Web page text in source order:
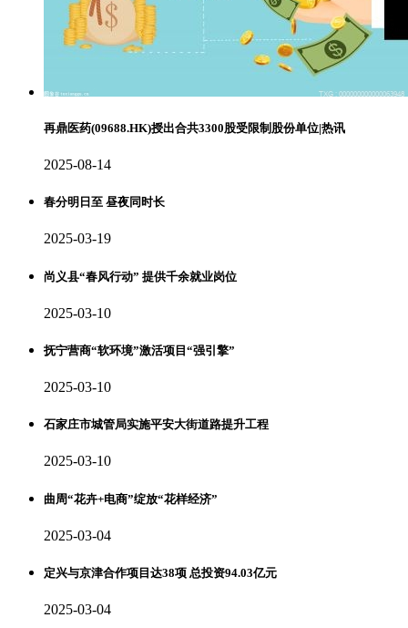
再鼎医药(09688.HK)授出合共3300股受限制股份单位|热讯
2025-08-14
春分明日至 昼夜同时长
2025-03-19
尚义县“春风行动” 提供千余就业岗位
2025-03-10
抚宁营商“软环境”激活项目“强引擎”
2025-03-10
石家庄市城管局实施平安大街道路提升工程
2025-03-10
曲周“花卉+电商”绽放“花样经济”
2025-03-04
定兴与京津合作项目达38项 总投资94.03亿元
2025-03-04